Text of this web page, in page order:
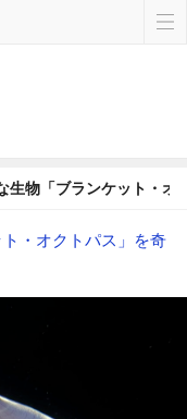
生物「ブランケット・オ
・オクトパス」を奇